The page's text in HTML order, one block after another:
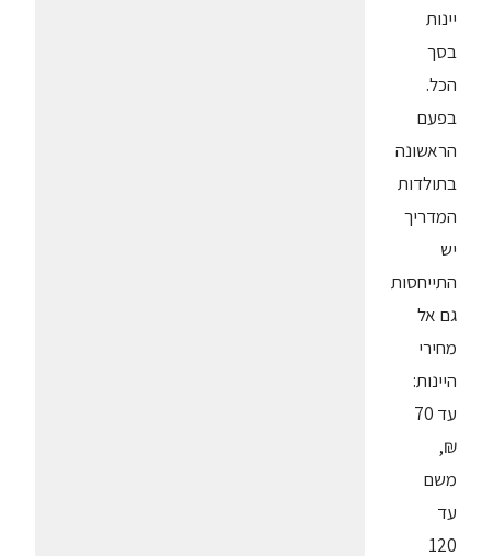
יינות
בסך
הכל.
בפעם
הראשונה
בתולדות
המדריך
יש
התייחסות
גם אל
מחירי
היינות:
עד 70
₪,
משם
עד
120